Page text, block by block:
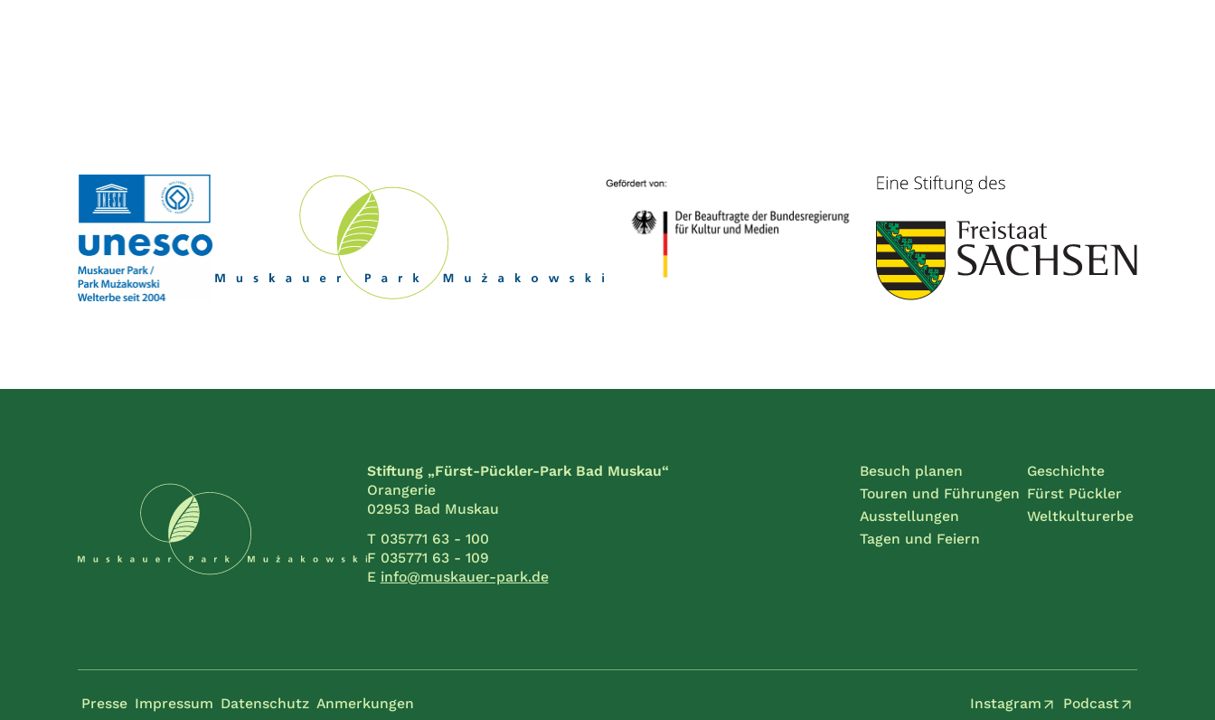
Stiftung „Fürst-Pückler-Park Bad Muskau“
Orangerie
02953 Bad Muskau
T 035771 63 - 100
F 035771 63 - 109
E info@muskauer-park.de
Besuch planen
Touren und Führungen
Ausstellungen
Tagen und Feiern
Geschichte
Fürst Pückler
Weltkulturerbe
Presse Impressum Datenschutz Anmerkungen Instagram Podcast